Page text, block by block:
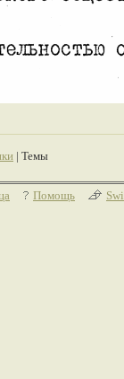
| Темы
Помощь